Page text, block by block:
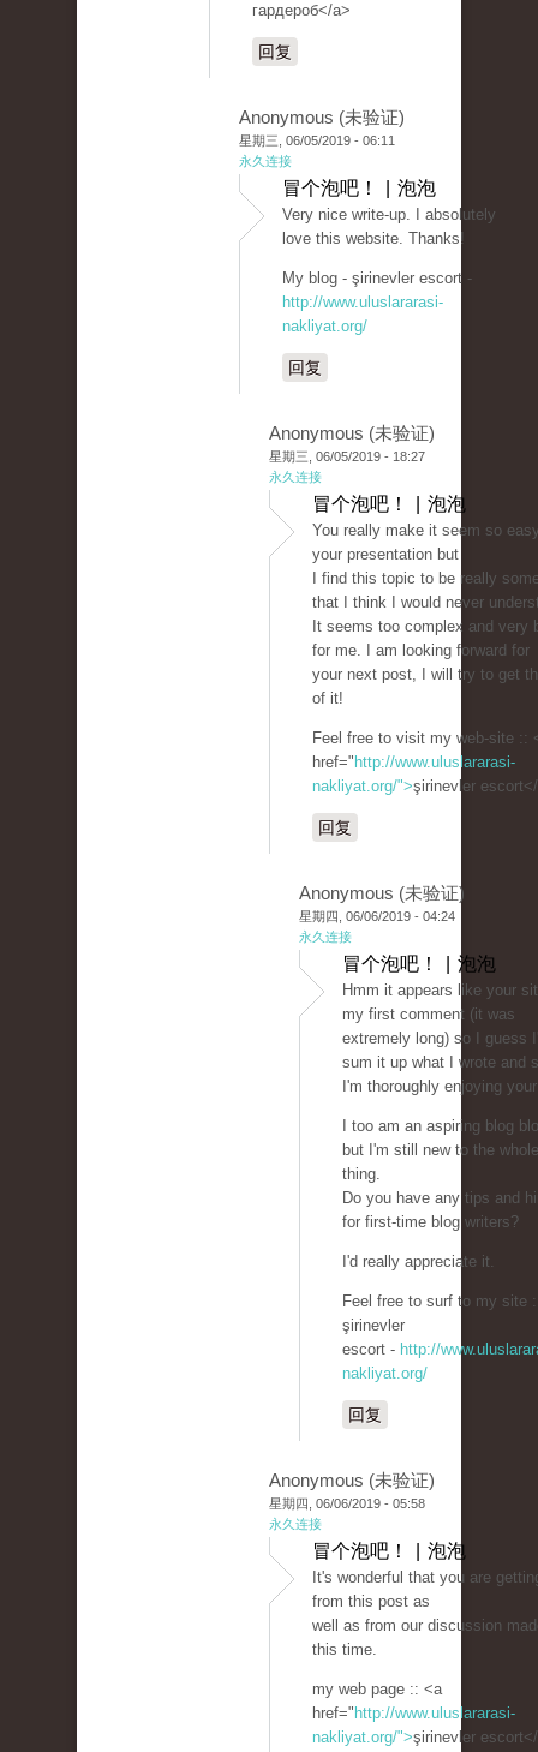
гардероб</a>
回复
Anonymous (未验证)
星期三, 06/05/2019 - 06:11
永久连接
冒个泡吧！ | 泡泡
Very nice write-up. I absolutely
love this website. Thanks!
My blog - şirinevler escort -
http://www.uluslararasi-
nakliyat.org/
回复
Anonymous (未验证)
星期三, 06/05/2019 - 18:27
永久连接
冒个泡吧！ | 泡泡
You really make it seem so
your presentation but
I find this topic to be really
that I think I would never
It seems too complex and very
for me. I am looking forward for
your next post, I will try to get
of it!
Feel free to visit my web-site ::
href=" http://www.uluslararasi-
nakliyat.org/">şirinevler
回复
Anonymous (未验证)
星期四, 06/06/2019 - 04:24
永久连接
冒个泡吧！ | 泡泡
Hmm it appears like your
my first comment (it was
extremely long) so I guess
sum it up what I wrote and
I'm thoroughly enjoying
I too am an aspiring blog
but I'm still new to the whole
thing.
Do you have any tips and
for first-time blog writers?
I'd really appreciate it.
Feel free to surf to my site
şirinevler
escort - http://
nakliyat.org/
回复
Anonymous (未验证)
星期四, 06/06/2019 - 05:58
永久连接
冒个泡吧！ | 泡泡
It's wonderful that you are
from this post as
well as from our discussion
this time.
my web page :: <a
href=" http://www.uluslararasi-
nakliyat.org/">şirinevler